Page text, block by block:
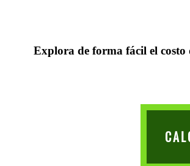
Explora de forma fácil el costo